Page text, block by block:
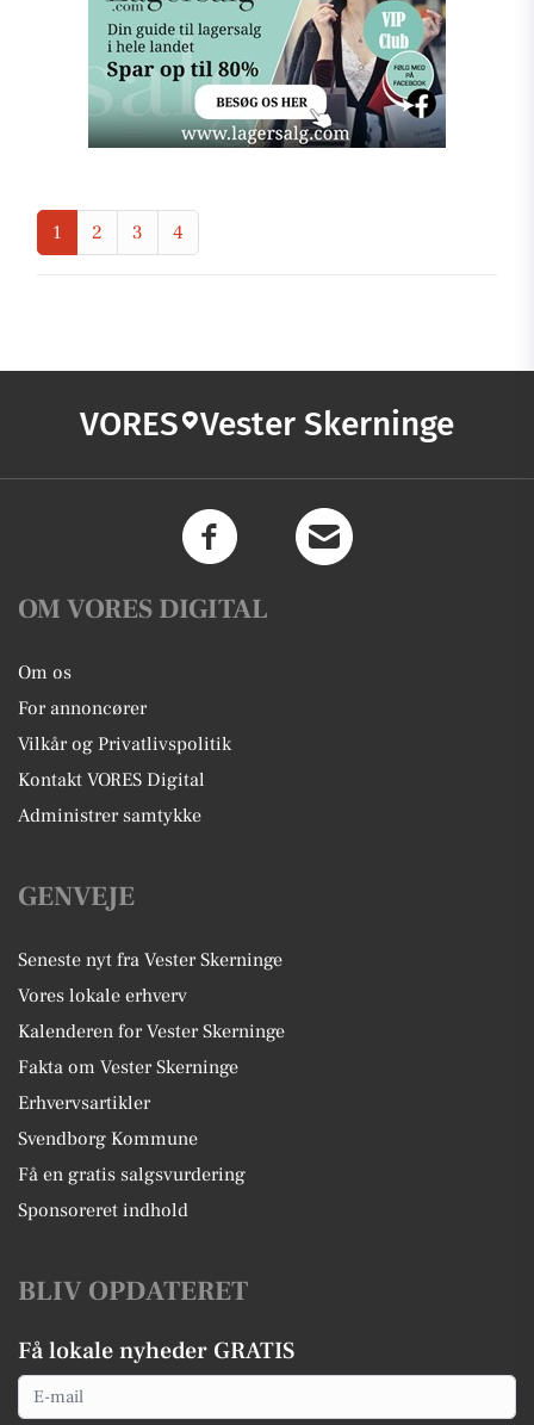
1 2 3 4
VORES Vester Skerninge
OM VORES DIGITAL
Om os
For annoncører
Vilkår og Privatlivspolitik
Kontakt VORES Digital
Administrer samtykke
GENVEJE
Seneste nyt fra Vester Skerninge
Vores lokale erhverv
Kalenderen for Vester Skerninge
Fakta om Vester Skerninge
Erhvervsartikler
Svendborg Kommune
Få en gratis salgsvurdering
Sponsoreret indhold
BLIV OPDATERET
Få lokale nyheder GRATIS
Email